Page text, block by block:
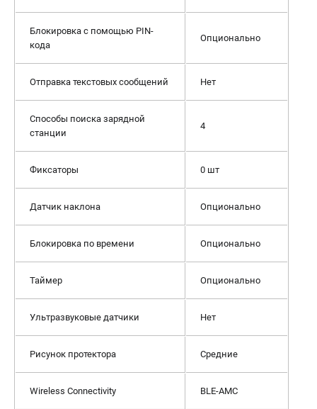
Блокировка с помощью PIN-
кода
Опционально
Отправка текстовых сообщений Нет
Способы поиска зарядной
станции
4
Фиксаторы 0 шт
Датчик наклона Опционально
Блокировка по времени Опционально
Таймер Опционально
Ультразвуковые датчики Нет
Рисунок протектора Средние
Wireless Connectivity BLE-AMC